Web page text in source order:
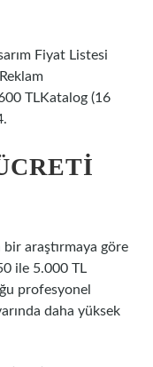
Fiyat Listesi
TLKatalog (16
bir araştırmaya göre
ile 5.000 TL
profesyonel
daha yüksek